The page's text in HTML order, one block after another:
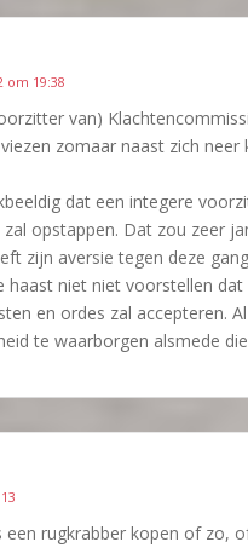
om 19:38
van)
zomaar naast zich
dat een integere
zal opstappen. Dat zou zeer
zijn aversie tegen deze
haast niet niet voorstellen
en ordes zal accepteren.
te waarborgen alsmede
een rugkrabber kopen of zo,